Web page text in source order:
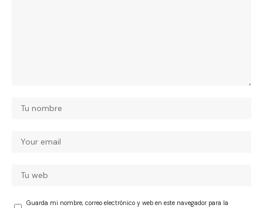
Guarda mi nombre, correo electrónico y web en este navegador para la